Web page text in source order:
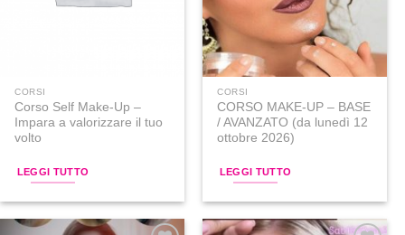
CORSI
Corso Self Make-Up –
Impara a valorizzare il tuo
volto
LEGGI TUTTO
CORSI
CORSO MAKE-UP – BASE
/ AVANZATO (da lunedì 12
ottobre 2026)
LEGGI TUTTO